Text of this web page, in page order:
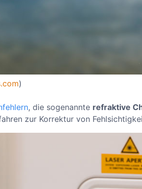
)
, die sogenannte refraktive
zur Korrektur von